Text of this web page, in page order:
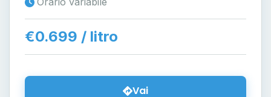
€0.699 / litro
Vai